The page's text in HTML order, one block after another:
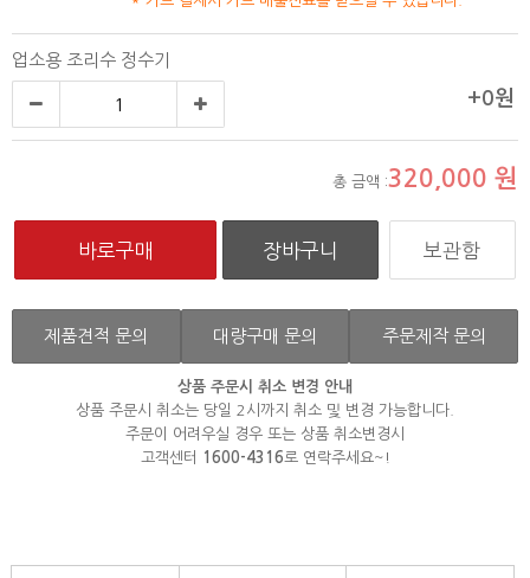
업소용 조리수 정수기
+0원
총 금액 :320,000 원
보관함
제품견적 문의 대량구매 문의 주문제작 문의
상품 주문시 취소 변경 안내
상품 주문시 취소는 당일 2시까지 취소 및 변경 가능합니다.
주문이 어려우실 경우 또는 상품 취소변경시
고객센터
1600-4316로 연락주세요~!